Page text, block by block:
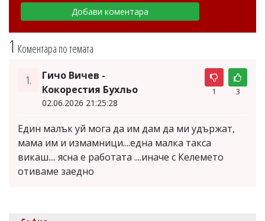
1 Коментара по темата
1.
Гичо Вичев -
Кокорестия Бухльо
02.06.2026 21:25:28
1 3
Един малък уй мога да им дам да ми удържат,
мама им и измамници....една малка такса
викаш.... ясна е работата ....иначе с Келемето
отиваме заедно